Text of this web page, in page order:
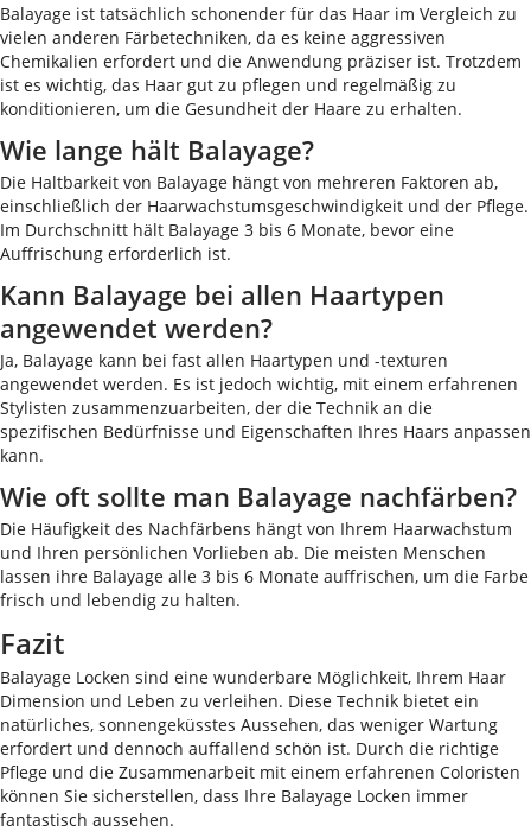
Balayage ist tatsächlich schonender für das Haar im Vergleich zu
vielen anderen Färbetechniken, da es keine aggressiven
Chemikalien erfordert und die Anwendung präziser ist. Trotzdem
ist es wichtig, das Haar gut zu pflegen und regelmäßig zu
konditionieren, um die Gesundheit der Haare zu erhalten.
Wie lange hält Balayage?
Die Haltbarkeit von Balayage hängt von mehreren Faktoren ab,
einschließlich der Haarwachstumsgeschwindigkeit und der Pflege.
Im Durchschnitt hält Balayage 3 bis 6 Monate, bevor eine
Auffrischung erforderlich ist.
Kann Balayage bei allen Haartypen
angewendet werden?
Ja, Balayage kann bei fast allen Haartypen und -texturen
angewendet werden. Es ist jedoch wichtig, mit einem erfahrenen
Stylisten zusammenzuarbeiten, der die Technik an die
spezifischen Bedürfnisse und Eigenschaften Ihres Haars anpassen
kann.
Wie oft sollte man Balayage nachfärben?
Die Häufigkeit des Nachfärbens hängt von Ihrem Haarwachstum
und Ihren persönlichen Vorlieben ab. Die meisten Menschen
lassen ihre Balayage alle 3 bis 6 Monate auffrischen, um die Farbe
frisch und lebendig zu halten.
Fazit
Balayage Locken sind eine wunderbare Möglichkeit, Ihrem Haar
Dimension und Leben zu verleihen. Diese Technik bietet ein
natürliches, sonnengeküsstes Aussehen, das weniger Wartung
erfordert und dennoch auffallend schön ist. Durch die richtige
Pflege und die Zusammenarbeit mit einem erfahrenen Coloristen
können Sie sicherstellen, dass Ihre Balayage Locken immer
fantastisch aussehen.